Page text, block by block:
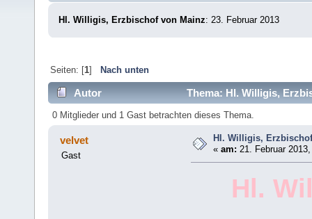
Hl. Willigis, Erzbischof von Mainz: 23. Februar 2013
Seiten: [1] Nach unten
Autor Thema: Hl. Willigis,
0 Mitglieder und 1 Gast betrachten dieses Thema.
velvet
Gast
Hl. Willigis,
«am: 21. Februar
Hl.